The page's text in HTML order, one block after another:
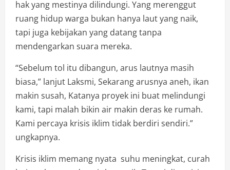
hak yang mestinya dilindungi. Yang merenggut
ruang hidup warga bukan hanya laut yang naik,
tapi juga kebijakan yang datang tanpa
mendengarkan suara mereka.
“Sebelum tol itu dibangun, arus lautnya masih
biasa,” lanjut Laksmi, Sekarang arusnya aneh, ikan
makin susah, Katanya proyek ini buat melindungi
kami, tapi malah bikin air makin deras ke rumah.
Kami percaya krisis iklim tidak berdiri sendiri.”
ungkapnya.
Krisis iklim memang nyata suhu meningkat, curah